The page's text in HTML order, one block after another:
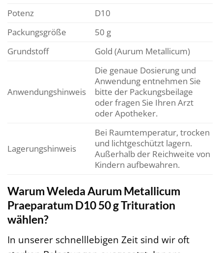
Potenz
D10
Packungsgröße
50 g
Grundstoff
Gold (Aurum Metallicum)
Anwendungshinweis
Die genaue Dosierung und
Anwendung entnehmen Sie
bitte der Packungsbeilage
oder fragen Sie Ihren Arzt
oder Apotheker.
Lagerungshinweis
Bei Raumtemperatur, trocken
und lichtgeschützt lagern.
Außerhalb der Reichweite von
Kindern aufbewahren.
Warum Weleda Aurum Metallicum
Praeparatum D10 50 g Trituration
wählen?
In unserer schnelllebigen Zeit sind wir oft